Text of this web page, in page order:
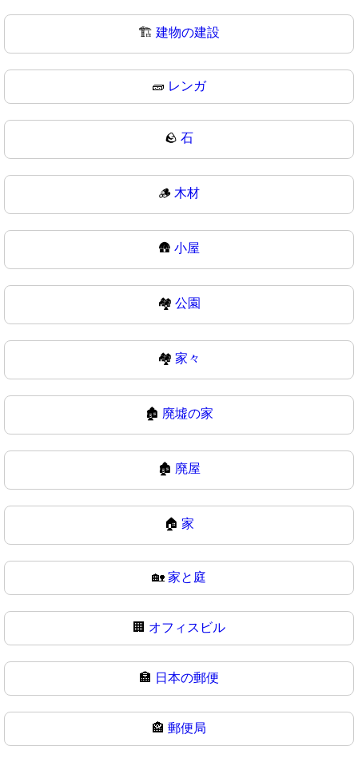
🏗 建物の建設
🧱 レンガ
🪨 石
🪵 木材
🛖 小屋
🏘️ 公園
🏘 家々
🏚️ 廃墟の家
🏚 廃屋
🏠 家
🏡 家と庭
🏢 オフィスビル
🏣 日本の郵便
🏤 郵便局